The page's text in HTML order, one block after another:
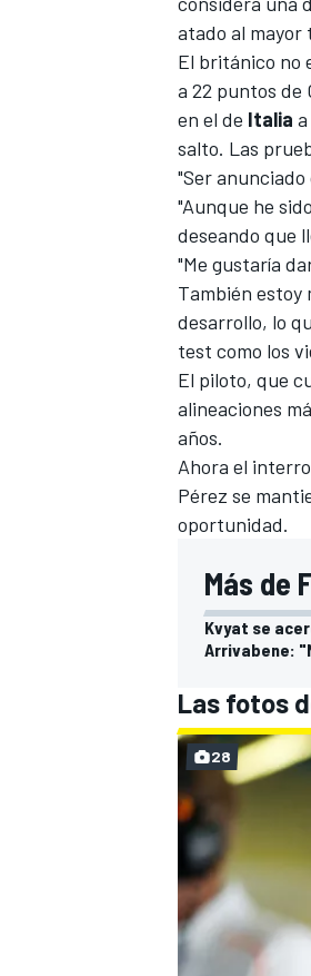
MÁS CATEGORÍAS
atado al mayor
El británico no
a 22 puntos de
en el de Italia a
salto. Las
"Ser
"Aunque he
deseando que
"Me gustaría
También estoy
desarrollo, lo
test como los
El piloto, que
alineaciones
años.
Ahora el
Pérez se
oportunidad.
Más de
Kvyat se
Arrivabene:
Las fotos
28